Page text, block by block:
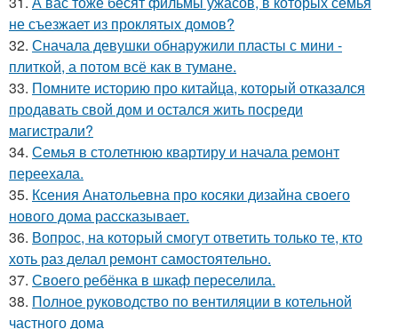
не съезжает из проклятых домов?
32. Сначала девушки обнаружили пласты с мини -
плиткой, а потом всё как в тумане.
33. Помните историю про китайца, который отказался
продавать свой дом и остался жить посреди
магистрали?
34. Семья в столетнюю квартиру и начала ремонт
переехала.
35. Ксения Анатольевна про косяки дизайна своего
нового дома рассказывает.
36. Вопрос, на который смогут ответить только те, кто
хоть раз делал ремонт самостоятельно.
37. Своего ребёнка в шкаф переселила.
38. Полное руководство по вентиляции в котельной
частного дома